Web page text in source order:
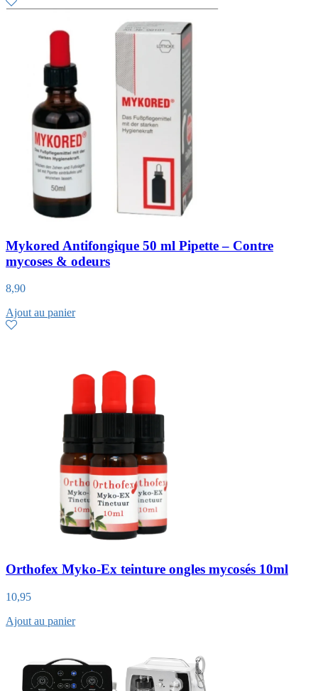
Mykored Antifongique 50 ml Pipette – Contre
mycoses & odeurs
8,90
Ajout au panier
Orthofex Myko-Ex teinture ongles mycosés 10ml
10,95
Ajout au panier